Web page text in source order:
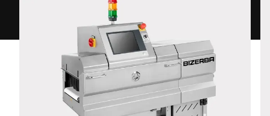
Poštovní směrovací číslo *